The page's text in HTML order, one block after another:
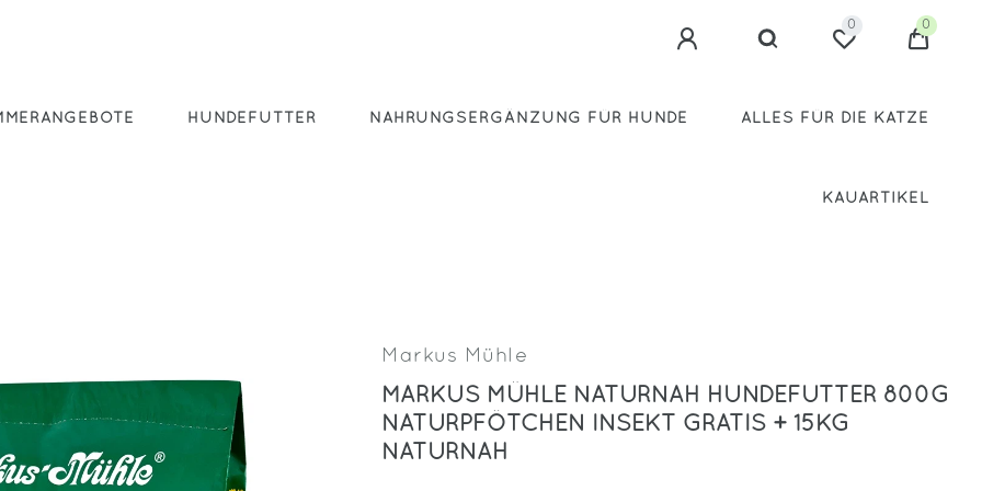
0 0
HUNDEFUTTER NAHRUNGSERGÄNZUNG FÜR HUNDE ALLES FÜR DIE KATZE
KAUARTIKEL
Markus Mühle
MARKUS MÜHLE NATURNAH HUNDEFUTTER 800G
NATURPFÖTCHEN INSEKT GRATIS + 15KG
NATURNAH